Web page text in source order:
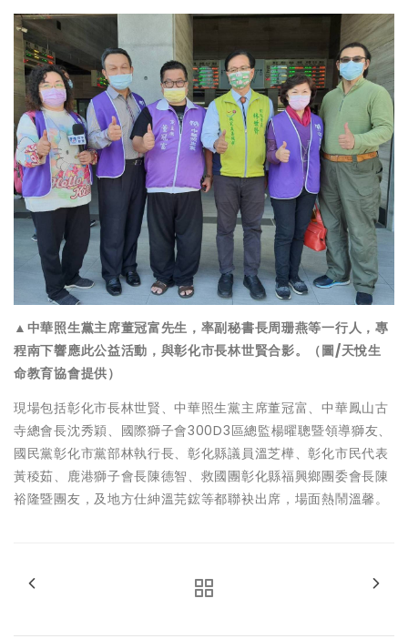
▲中華照生黨主席董冠富先生，率副秘書長周珊燕等一行人，專
程南下響應此公益活動，與彰化市長林世賢合影。（圖/天悅生
命教育協會提供）
現場包括彰化市長林世賢、中華照生黨主席董冠富、中華鳳山古
寺總會長沈秀穎、國際獅子會300D3區總監楊曜聰暨領導獅友、
國民黨彰化市黨部林執行長、彰化縣議員溫芝樺、彰化市民代表
黃稜茹、鹿港獅子會長陳德智、救國團彰化縣福興鄉團委會長陳
裕隆暨團友，及地方仕紳溫芫鋐等都聯袂出席，場面熱鬧溫馨。